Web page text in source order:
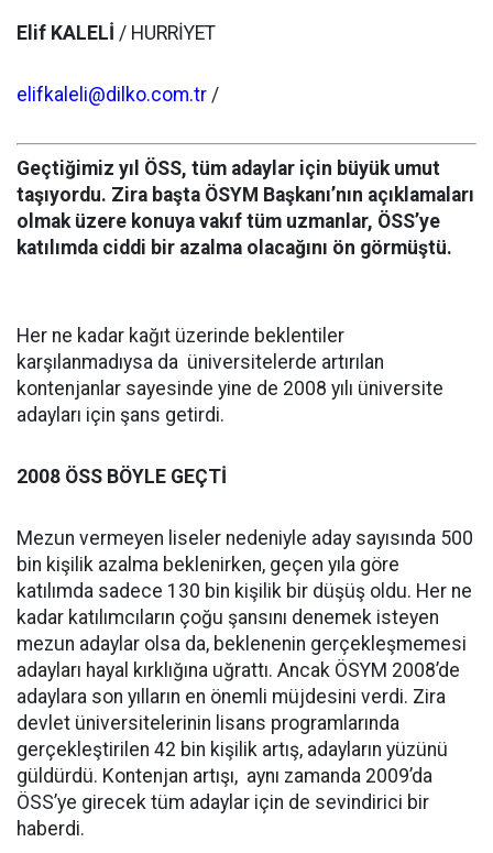
Elif KALELİ / HURRİYET
elifkaleli@dilko.com.tr /
Geçtiğimiz yıl ÖSS, tüm adaylar için büyük umut
taşıyordu. Zira başta ÖSYM Başkanı’nın açıklamaları
olmak üzere konuya vakıf tüm uzmanlar, ÖSS’ye
katılımda ciddi bir azalma olacağını ön görmüştü.
Her ne kadar kağıt üzerinde beklentiler
karşılanmadıysa da üniversitelerde artırılan
kontenjanlar sayesinde yine de 2008 yılı üniversite
adayları için şans getirdi.
2008 ÖSS BÖYLE GEÇTİ
Mezun vermeyen liseler nedeniyle aday sayısında 500
bin kişilik azalma beklenirken, geçen yıla göre
katılımda sadece 130 bin kişilik bir düşüş oldu. Her ne
kadar katılımcıların çoğu şansını denemek isteyen
mezun adaylar olsa da, beklenenin gerçekleşmemesi
adayları hayal kırklığına uğrattı. Ancak ÖSYM 2008’de
adaylara son yılların en önemli müjdesini verdi. Zira
devlet üniversitelerinin lisans programlarında
gerçekleştirilen 42 bin kişilik artış, adayların yüzünü
güldürdü. Kontenjan artışı, aynı zamanda 2009’da
ÖSS’ye girecek tüm adaylar için de sevindirici bir
haberdi.